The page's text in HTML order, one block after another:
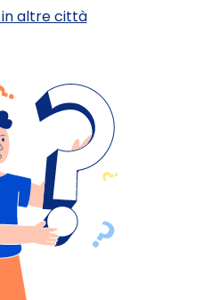
altre città